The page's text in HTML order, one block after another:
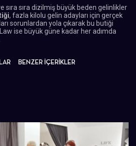
sıra sıra dizilmiş büyük beden gelinlikler
, fazla kilolu gelin adayları için gerçek
sorunlardan yola çıkarak bu butiği
ise büyük güne kadar her adımda
BENZER İÇERİKLER